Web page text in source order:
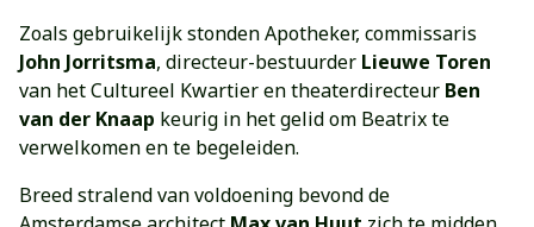
Zoals gebruikelijk stonden Apotheker, commissaris
John Jorritsma, directeur-bestuurder Lieuwe Toren
van het Cultureel Kwartier en theaterdirecteur Ben
van der Knaap keurig in het gelid om Beatrix te
verwelkomen en te begeleiden.
Breed stralend van voldoening bevond de